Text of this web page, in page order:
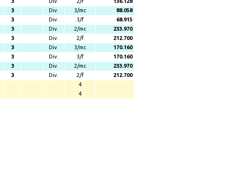
3 Div. 3/mc
88.058
3 Div. 3/f
68.915
3 Div. 2/mc
233.970
3 Div. 2/f
212.700
3 Div. 3/mc
170.160
3 Div. 3/f
170.160
3 Div. 2/mc
233.970
3 Div. 2/f
212.700
4
4